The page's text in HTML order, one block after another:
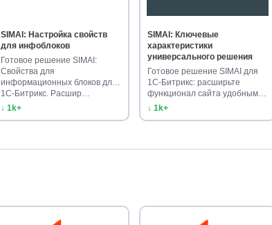
SIMAI: Настройка свойств
для инфоблоков
Готовое решение SIMAI:
Свойства для
информационных блоков для
1С-Битрикс. Расшир…
↓ 1k+
SIMAI: Ключевые
характеристики
универсального решения
Готовое решение SIMAI для
1С-Битрикс: расширьте
функционал сайта удобными
универ…
↓ 1k+